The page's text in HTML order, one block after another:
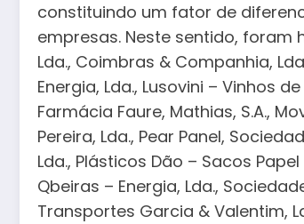
constituindo um fator de
empresas. Neste sentido, foram
Lda., Coimbras & Companhia,
Energia, Lda., Lusovini – Vinhos
Farmácia Faure, Mathias, S.A.,
Pereira, Lda., Pear Panel,
Lda., Plásticos Dão – Sacos
Qbeiras – Energia, Lda.,
Transportes Garcia & Valentim,